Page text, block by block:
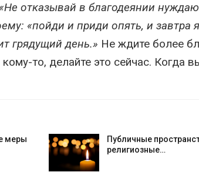
«Не отказывай в благодеянии
«пойди и приди опять, и завтра
грядущий день.» Не ждите более
то, делайте это сейчас. Когда
меры
Публичные
религиозные…